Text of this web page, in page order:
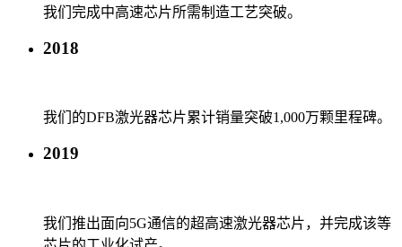
我们完成中高速芯片所需制造工艺突破。
2018
我们的DFB激光器芯片累计销量突破1,000万颗里程碑。
2019
我们推出面向5G通信的超高速激光器芯片，并完成该等